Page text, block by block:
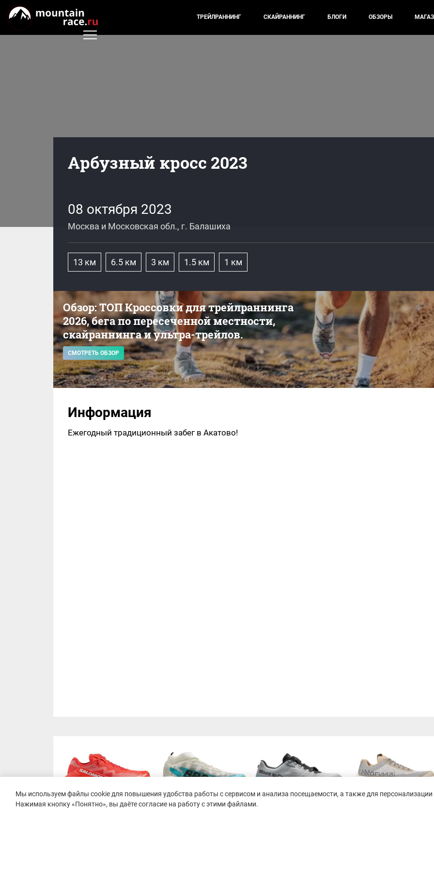
ТРЕЙЛРАННИНГ СКАЙРАННИНГ БЛОГИ ОБЗОРЫ
Арбузный кросс 2023
08 октября 2023
Москва и Московская обл., г. Балашиха
13 км 6.5 км 3 км 1.5 км 1 км
Обзор: ТОП Кроссовки для трейлраннинга
2026, бега по пересеченной местности,
скайраннинга и ультра-трейлов.
СМОТРЕТЬ ОБЗОР
Информация
Ежегодный традиционный забег в Акатово!
Мы используем файлы cookie для повышения удобства работы с сервисом и анализа посещаемости, а также для персонализации
Нажимая кнопку «Понятно», вы даёте согласие на работу с этими файлами.